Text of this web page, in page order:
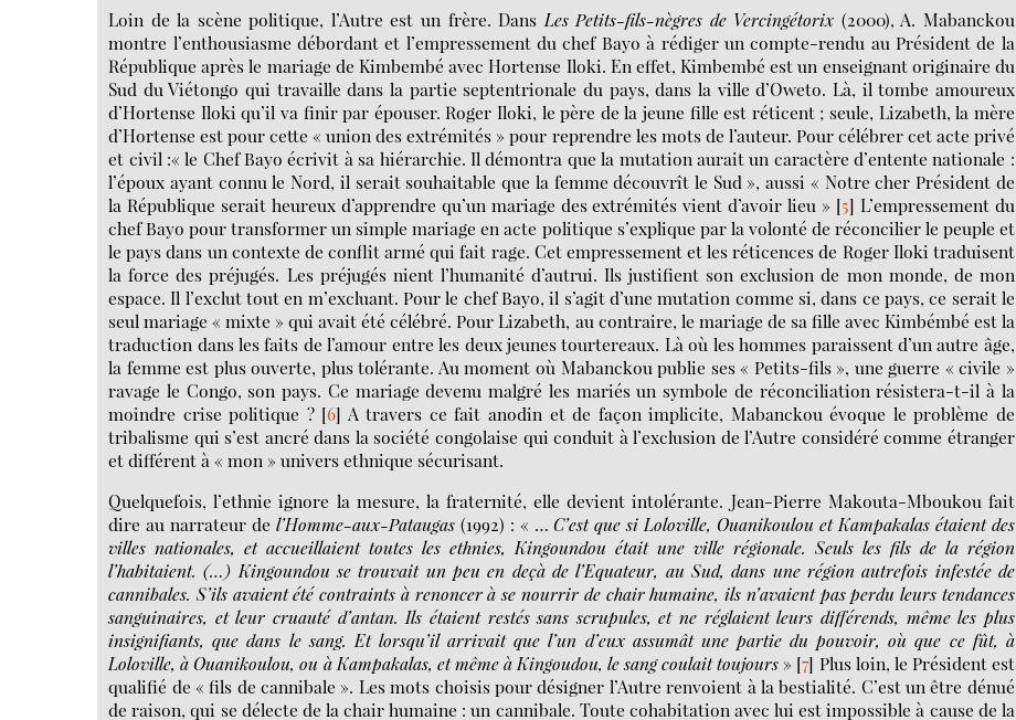
Loin de la scène politique, l’Autre est un frère. Dans Les Petits-fils-nègres de Vercingétorix (2000), A. Mabanckou
montre l’enthousiasme débordant et l’empressement du chef Bayo à rédiger un compte-rendu au Président de la
République après le mariage de Kimbembé avec Hortense Iloki. En effet, Kimbembé est un enseignant originaire du
Sud du Viétongo qui travaille dans la partie septentrionale du pays, dans la ville d’Oweto. Là, il tombe amoureux
d’Hortense Iloki qu’il va finir par épouser. Roger Iloki, le père de la jeune fille est réticent ; seule, Lizabeth, la mère
d’Hortense est pour cette « union des extrémités » pour reprendre les mots de l’auteur. Pour célébrer cet acte privé
et civil :« le Chef Bayo écrivit à sa hiérarchie. Il démontra que la mutation aurait un caractère d’entente nationale :
l’époux ayant connu le Nord, il serait souhaitable que la femme découvrît le Sud », aussi « Notre cher Président de
la République serait heureux d’apprendre qu’un mariage des extrémités vient d’avoir lieu » [5] L’empressement du
chef Bayo pour transformer un simple mariage en acte politique s’explique par la volonté de réconcilier le peuple et
le pays dans un contexte de conflit armé qui fait rage. Cet empressement et les réticences de Roger Iloki traduisent
la force des préjugés. Les préjugés nient l’humanité d’autrui. Ils justifient son exclusion de mon monde, de mon
espace. Il l’exclut tout en m’excluant. Pour le chef Bayo, il s’agit d’une mutation comme si, dans ce pays, ce serait le
seul mariage « mixte » qui avait été célébré. Pour Lizabeth, au contraire, le mariage de sa fille avec Kimbémbé est la
traduction dans les faits de l’amour entre les deux jeunes tourtereaux. Là où les hommes paraissent d’un autre âge,
la femme est plus ouverte, plus tolérante. Au moment où Mabanckou publie ses « Petits-fils », une guerre « civile »
ravage le Congo, son pays. Ce mariage devenu malgré les mariés un symbole de réconciliation résistera-t-il à la
moindre crise politique ?[6] A travers ce fait anodin et de façon implicite, Mabanckou évoque le problème de
tribalisme qui s’est ancré dans la société congolaise qui conduit à l’exclusion de l’Autre considéré comme étranger
et différent à « mon » univers ethnique sécurisant.
Quelquefois, l’ethnie ignore la mesure, la fraternité, elle devient intolérante. Jean-Pierre Makouta-Mboukou fait
dire au narrateur de l’Homme-aux-Pataugas(1992) : « …C’est que si Loloville, Ouanikoulou et Kampakalas étaient des
villes nationales, et accueillaient toutes les ethnies, Kingoundou était une ville régionale. Seuls les fils de la région
l’habitaient. (…) Kingoundou se trouvait un peu en deçà de l’Equateur, au Sud, dans une région autrefois infestée de
cannibales. S’ils avaient été contraints à renoncer à se nourrir de chair humaine, ils n’avaient pas perdu leurs tendances
sanguinaires, et leur cruauté d’antan. Ils étaient restés sans scrupules, et ne réglaient leurs différends, même les plus
insignifiants, que dans le sang. Et lorsqu’il arrivait que l’un d’eux assumât une partie du pouvoir, où que ce fût, à
Loloville, à Ouanikoulou, ou à Kampakalas, et même à Kingoudou, le sang coulait toujours » [7] Plus loin, le Président est
qualifié de « fils de cannibale ». Les mots choisis pour désigner l’Autre renvoient à la bestialité. C’est un être dénué
de raison, qui se délecte de la chair humaine : un cannibale. Toute cohabitation avec lui est impossible à cause de la